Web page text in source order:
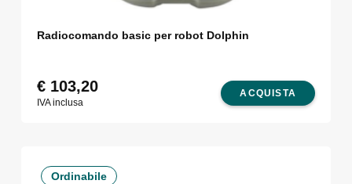
Radiocomando basic per robot Dolphin
ACQUISTA
€103,20
IVA inclusa
Ordinabile